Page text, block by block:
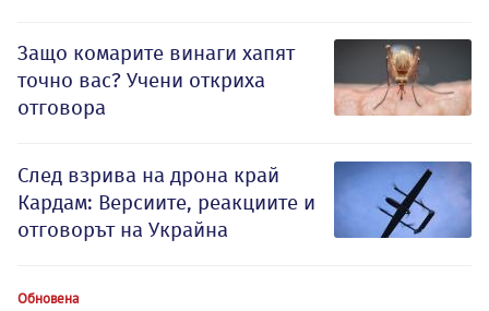
Защо комарите винаги хапят
точно вас? Учени откриха
отговора
След взрива на дрона край
Кардам: Версиите, реакциите и
отговорът на Украйна
Обновена